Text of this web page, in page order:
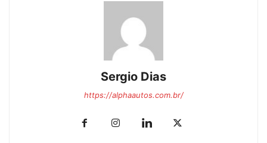
Sergio Dias
https://alphaautos.com.br/